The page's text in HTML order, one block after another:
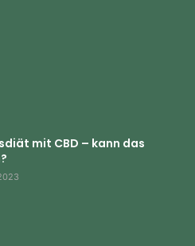
mit CBD – kann das